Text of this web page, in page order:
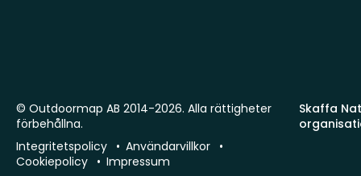
Skaffa
© Outdoormap AB 2014-2026. Alla rättigheter
förbehållna.
Integritetspolicy
Användarvillkor
Cookiepolicy
Impressum